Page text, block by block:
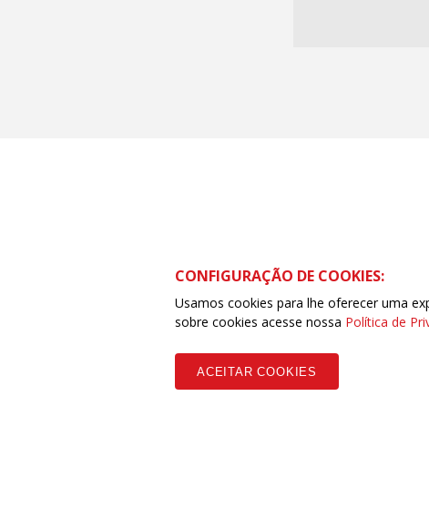
SDS – Setor de Diversões Sul – Ed. Venâncio V,
(61) 3251-9374 | Whatsapp: (61) 9944-2858
CONFIGURAÇÃO DE COOKIES:
Usamos cookies para lhe oferecer uma
sobre cookies acesse nossa Política de
ACEITAR COOKIES